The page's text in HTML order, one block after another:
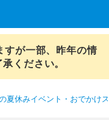
すが一部、昨年の情
ください。
夏休みイベント・おでかけ